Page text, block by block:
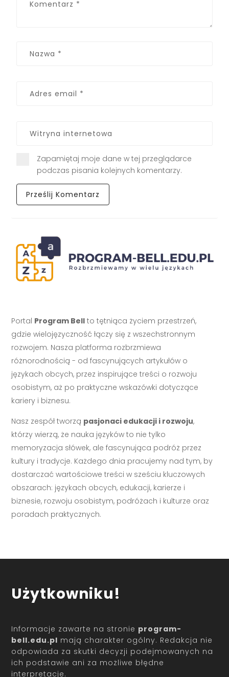
Zapamiętaj moje dane w tej przeglądarce
podczas pisania kolejnych komentarzy.
Portal Program Bell to tętniąca życiem przestrzeń,
gdzie wielojęzyczność łączy się z wszechstronnym
rozwojem. Nasza platforma rozbrzmiewa
różnorodnością - od fascynujących artykułów o
językach obcych, przez inspirujące treści o rozwoju
osobistym, aż po praktyczne wskazówki dotyczące
kariery i biznesu.
Nasz zespół tworzą pasjonaci edukacji i rozwoju,
którzy wierzą, że nauka języków to nie tylko
memoryzacja słówek, ale fascynująca podróż przez
kultury i tradycje. Każdego dnia pracujemy nad tym, by
dostarczać wartościowe treści w sześciu kluczowych
obszarach: językach obcych, edukacji, karierze i
biznesie, rozwoju osobistym, podróżach i kulturze oraz
poradach praktycznych.
Użytkowniku!
Informacje zawarte na stronie program-
bell.edu.pl mają charakter ogólny. Redakcja nie
odpowiada za skutki decyzji podejmowanych na
ich podstawie ani za możliwe błędne
interpretacje.